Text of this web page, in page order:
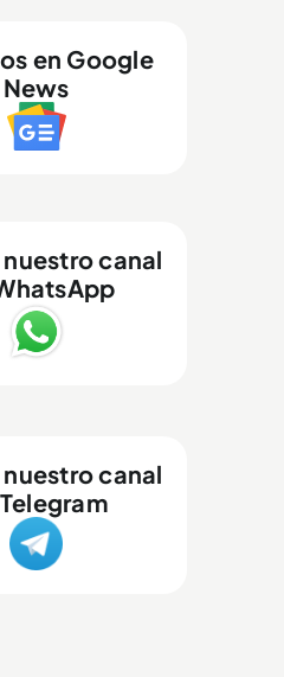
en Google
News
canal
canal